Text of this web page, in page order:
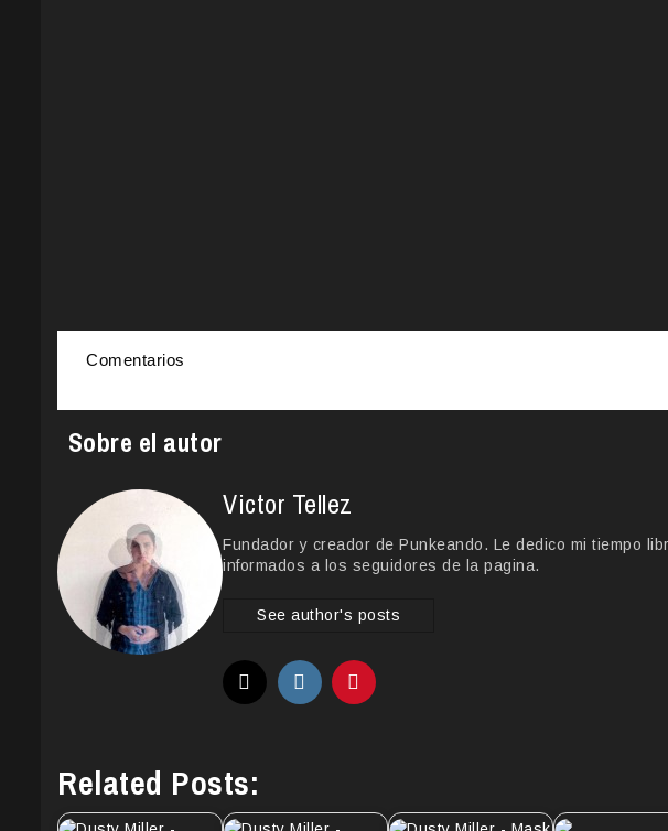
Comentarios
Sobre el autor
Victor Tellez
Fundador y creador de Punkeando. Le dedico mi tiempo
informados a los seguidores de la pagina.
See author's posts
Related Posts: